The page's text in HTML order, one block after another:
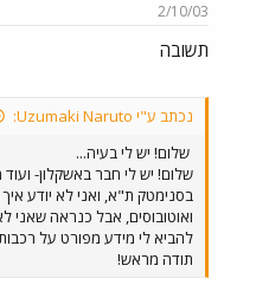
2/10/03
תשובה
נכתב ע"י Uzumaki Naruto:
שלום! יש לי בעיה...
שלום! יש לי חבר באשקלון-
בסנימטק ת"א, ואני לא יודע
ואוטובוסים, אבל כנראה שאני
להביא לי מידע מפורט על
תודה מראש!